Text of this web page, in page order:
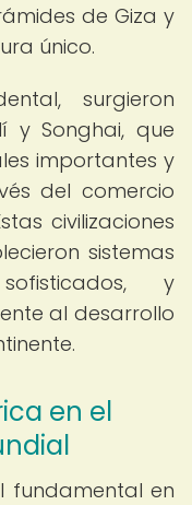
de Giza y
único.
surgieron
y Songhai, que
importantes y
del comercio
civilizaciones
sistemas
y
al desarrollo
en el
fundamental en